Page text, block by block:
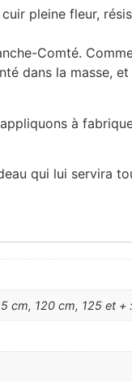
pleine fleur,
Comté.
dans la masse,
à
qui lui servira
cm, 120 cm, 125 et